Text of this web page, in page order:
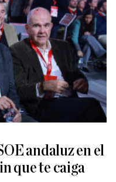
andaluz en el
que te caiga